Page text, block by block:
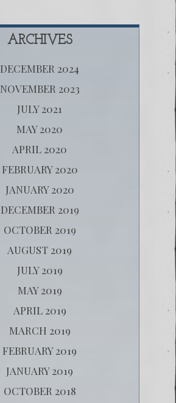
ARCHIVES
DECEMBER 2024
NOVEMBER 2023
JULY 2021
MAY 2020
APRIL 2020
FEBRUARY 2020
JANUARY 2020
DECEMBER 2019
OCTOBER 2019
AUGUST 2019
JULY 2019
MAY 2019
APRIL 2019
MARCH 2019
FEBRUARY 2019
JANUARY 2019
OCTOBER 2018